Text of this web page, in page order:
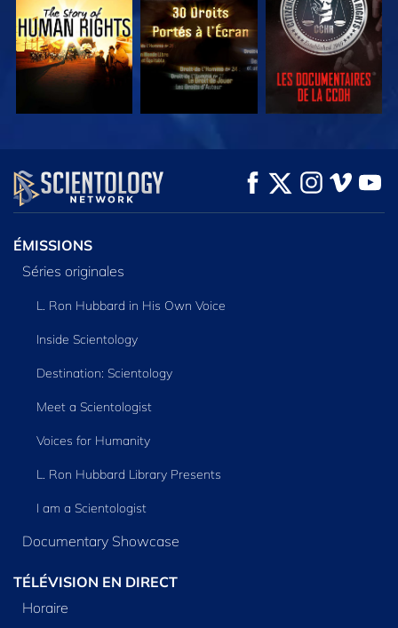
REGARDER REGARDER
DÉCOUVRIR LES
SÉRIES
ÉMISSIONS
Séries originales
L. Ron Hubbard in His Own Voice
Inside Scientology
Destination: Scientology
Meet a Scientologist
Voices for Humanity
L. Ron Hubbard Library Presents
I am a Scientologist
Documentary Showcase
TÉLÉVISION EN DIRECT
Horaire